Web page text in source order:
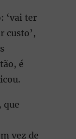
‘vai ter
custo’,
é
que
vez de